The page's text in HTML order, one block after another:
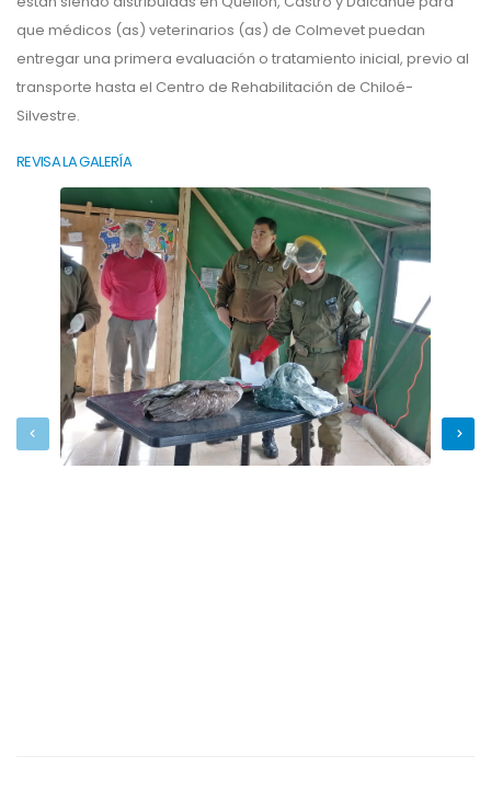
que médicos (as) veterinarios (as) de Colmevet puedan
entregar una primera evaluación o tratamiento inicial, previo al
transporte hasta el Centro de Rehabilitación de Chiloé-
Silvestre.
REVISA LA GALERÍA